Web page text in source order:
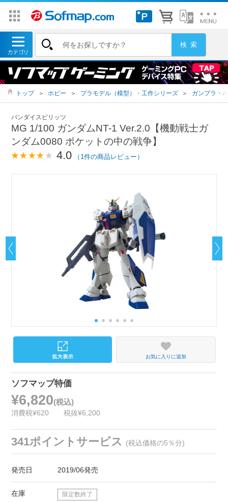
トップ ＞ ホビー ＞ プラモデル（模型）・工作シリーズ ＞ ガンプラ・
バンダイスピリッツ
MG 1/100 ガンダムNT-1 Ver.2.0【機動戦士ガ
ンダム0080 ポケットの中の戦争】
4.0 （1件の商品レビュー）
お気に入りに追加
ソフマップ特価
¥6,820(税込)
消費税¥620 税抜¥6,200
341ポイントサービス (税込価格の5％分)
発売日 2019/06発売
在庫 限定数終了